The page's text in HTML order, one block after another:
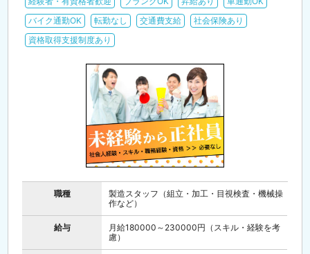
バイク通勤OK
転勤なし 交通費支給
社会保険あり
資格取得支援制度あり
職種
製造スタッフ（組立・加工・目視検査・機械操
作など）
給与
月給180000～230000円（スキル・経験を考
慮）